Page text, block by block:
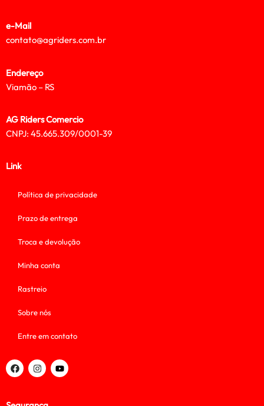
e-Mail
contato@agriders.com.br
Endereço
Viamão – RS
AG Riders Comercio
CNPJ: 45.665.309/0001-39
Link
Política de privacidade
Prazo de entrega
Troca e devolução
Minha conta
Rastreio
Sobre nós
Entre em contato